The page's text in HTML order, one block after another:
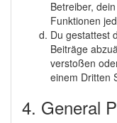
Betreiber,
Funktionen
Du gestattest
Beiträge
verstoßen
einem Dritten
4. General